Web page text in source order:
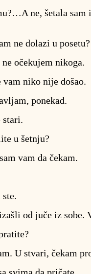
ne, šetala
ne dolazi u posetu?
očekujem nikoga.
niko nije došao.
ponekad.
stari.
u šetnju?
vam da čekam.
od juče iz sobe.
U stvari, čekam